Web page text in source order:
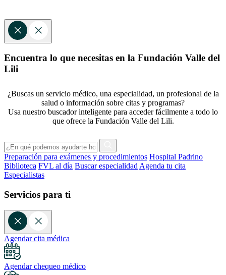
Encuentra lo que necesitas en la Fundación Valle del
Lili
¿Buscas un servicio médico, una especialidad, un profesional de la
salud o información sobre citas y programas?
Usa nuestro buscador inteligente para acceder fácilmente a todo lo
que ofrece la Fundación Valle del Lili.
Preparación para exámenes y procedimientos Hospital Padrino
Biblioteca FVL al día Buscar especialidad Agenda tu cita
Especialistas
Servicios para ti
Agendar cita médica
Agendar chequeo médico